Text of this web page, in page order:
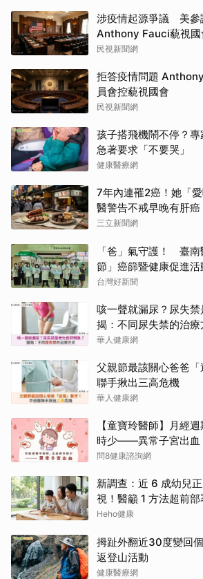
涉疫情起源爭議 美參
Anthony Fauci藐視國
民視新聞網
拒答疫情問題
員會控藐視國會
民視新聞網
孩子搭飛機鬧不停？
急著要求「不要哭」
健康醫療網
7年內連罹2癌！她「
醫警告不戒早晚有肝癌
三立新聞網
「爸」氣守護！ 臺
節」癌篩暨健康促進活
台灣好新聞
咳一聲就漏尿？尿失
揭：不同尿失禁的治療
華人健康網
父親節最該關心爸爸
聯手揪出三高危機
華人健康網
【童寶玲醫師】月經
時少——異常子宮出血
問8健康諮詢網
新調查：近 6 成幼兒
視！醫籲 1 方法超前
Heho健康
拇趾外翻近30度變回
返登山活動
健康醫療網